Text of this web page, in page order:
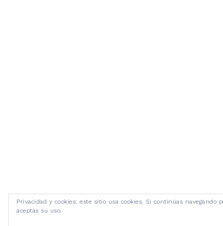
Privacidad y cookies: este sitio usa cookies. Si continúas navegando
aceptas su uso.